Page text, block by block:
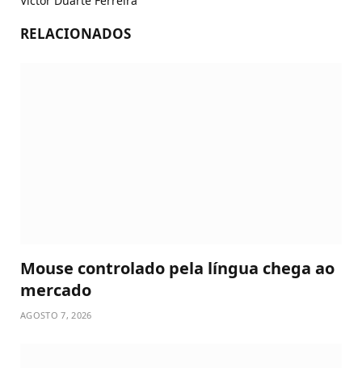
RELACIONADOS
Mouse controlado pela língua chega ao
mercado
AGOSTO 7, 2026